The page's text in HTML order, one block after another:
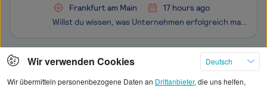
(m/w/d)
Frankfurt am Main
17 hours ago
Willst du wissen, was Unternehmen erfolgreich macht? Direkt mit Entscheidern am Tisch sitzen? Unmittelbar erleben, was dein Können bewirkt? Gemeinsam mit dir bringt RSM Ebner Stolz den Mittelstand voran – in Wirtschaftsprüfung, Steuer-, Rechts- und Unternehmensberatung. Mit über 2.900 Mitarbeitenden
Klicken Sie hier, um weitere Angebote anzuzeigen
Wir verwenden Cookies
Deutsch
Wir übermitteln personenbezogene Daten an Drittanbieter, die uns helfen,